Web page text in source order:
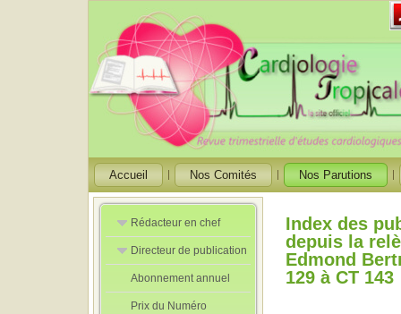
Accueil Nos Comités Nos Parutions
Rédacteur en chef
Rédacteurs en
Chef Adjoint
Directeur de publication
Directeur de
publication
adjoint
Abonnement annuel
Prix du Numéro
Index des
depuis la
Edmond
129 à CT 143